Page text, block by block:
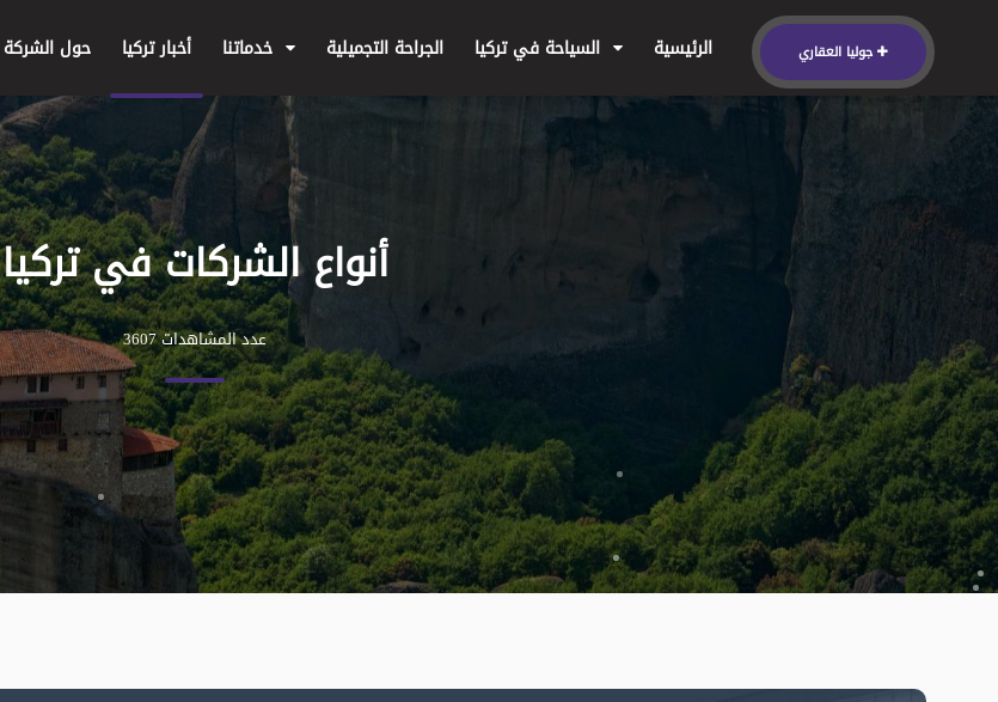
جوليا العقاري الرئيسية الجراحة التجميلية أخبار تركيا حول الشركة
أنواع الشركات في تركيا
عدد المشاهدات 3607